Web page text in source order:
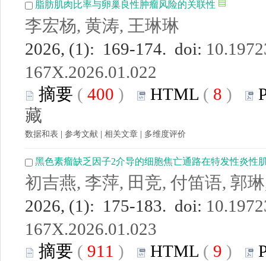
脂肪肌肉比率与卵巢良性肿瘤风险的关联性
李宏杨, 黄涛, 王琳琳
2026, (1): 169-174. doi:
167X.2026.01.022
摘要 ( 400 ) HTML ( 8 )
藏
数据和表 参考文献 相关文章 多维度评价
黑色素瘤缺乏因子2介导的细胞焦亡通路在特发性炎性
初吉燕, 李萍, 田竞, 付笛语, 郭
2026, (1): 175-183. doi:
167X.2026.01.023
摘要 ( 911 ) HTML ( 9 )